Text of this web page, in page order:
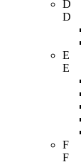
D
D
E
E
F
F